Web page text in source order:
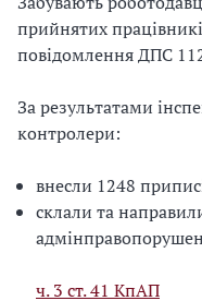
прийнятих
повідомлення ДПС
За результатами
контролери:
внесли 1248
склали та
ч. 3 ст. 41 КпАП